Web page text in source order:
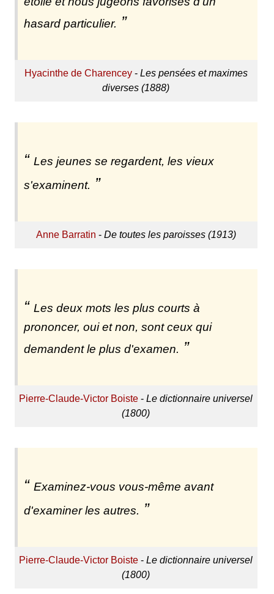
hasard particulier.
Hyacinthe de Charencey- Les pensées et maximes
diverses (1888)
Les jeunes se regardent, les vieux
s'examinent.
Anne Barratin - De toutes les paroisses (1913)
Les deux mots les plus courts à
prononcer, oui et non, sont ceux qui
demandent le plus d'examen.
Pierre-Claude-Victor Boiste -Le dictionnaire universel
(1800)
Examinez-vous vous-même avant
d'examiner les autres.
Pierre-Claude-Victor Boiste -Le dictionnaire universel
(1800)